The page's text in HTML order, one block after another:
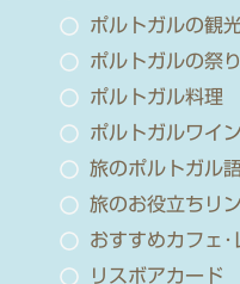
ポルトガルの観
ポルトガルの祭
ポルトガル料理
ポルトガルワイン
旅のポルトガル
旅のお役立ちリ
おすすめカフェ･
リスボアカード